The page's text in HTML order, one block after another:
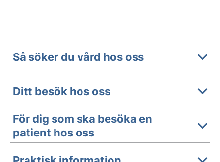
Så söker du vård hos oss
Ditt besök hos oss
För dig som ska besöka en
patient hos oss